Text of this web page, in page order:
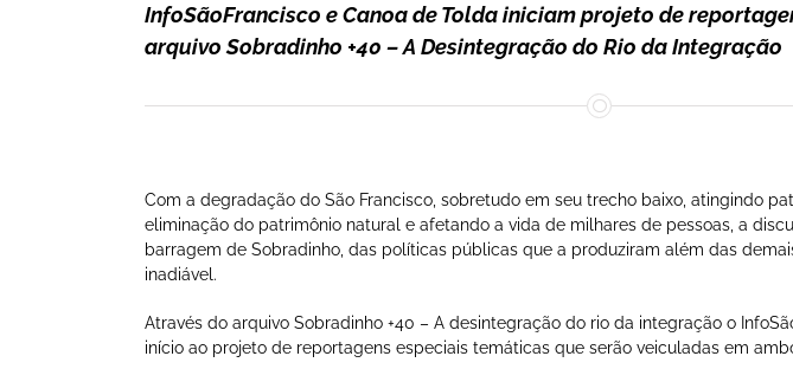
InfoSãoFrancisco e Canoa de Tolda iniciam projeto de
arquivo Sobradinho +40 – A Desintegração do Rio da Integração
Com a degradação do São Francisco, sobretudo em seu trecho baixo, atingindo
eliminação do patrimônio natural e afetando a vida de milhares de pessoas, a
barragem de Sobradinho, das políticas públicas que a produziram além das
inadiável.
Através do arquivo Sobradinho +40 – A desintegração do rio da integração o
início ao projeto de reportagens especiais temáticas que serão veiculadas em